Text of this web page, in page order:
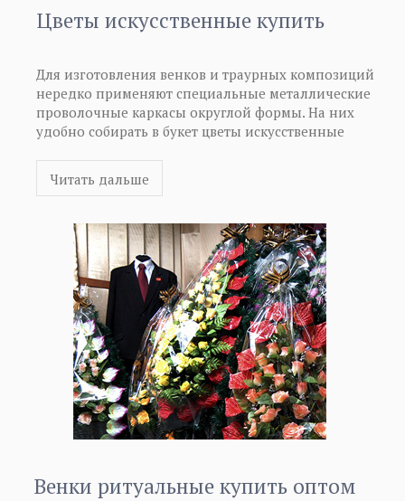
Цветы искусственные купить
Для изготовления венков и траурных композиций
нередко применяют специальные металлические
проволочные каркасы округлой формы. На них
удобно собирать в букет цветы искусственные
листьев и стеблей. Для ритуальных нужд более
которых формируется венок, или полные цветы для
букетов. Современные искусственные цветы
достоверно имитируют натуральные, однако они
намного дольше сохраняют вид и красоту,
олицетворяя собой живую память об усопших.
Читать дальше
Венки ритуальные купить оптом